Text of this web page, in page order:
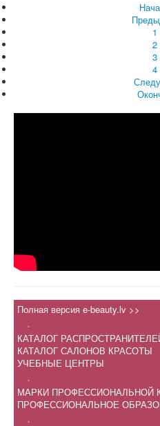
1
2
3
4
Полная версия e-beauty.lv >>
.
КАТАЛОГ
КАТАЛОГ САЛОНОВ КРАСОТЫ
УЧЕБНЫЕ ЦЕНТРЫ
.
МАРКИ ПРОФЕССИОНАЛЬНОЙ
ПРОФЕССИОНАЛЬНОЕ
.